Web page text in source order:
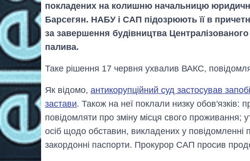
покладених на колишню начальницю
Барсегян. НАБУ і САП підозрюють її в
за завершення будівництва
палива.
Таке рішення 17 червня ухвалив ВАКС,
Як відомо, антикорупційний суд застосував
застави. Також на неї поклали низку обов'язків:
повідомляти про зміну місця свого проживання;
осіб щодо обставин, викладених у повідомленні
закордонні паспорти. Прокурор САП просив